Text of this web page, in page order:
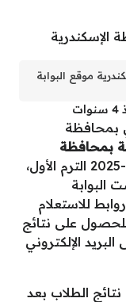
موقع البوابة
بمحافظة
بمحافظة
لنهاية العام الدراسي 2025-2025 الترم الأول،
البوابة
للاستعلام
على نتائج
الإلكتروني
نتائج الطلاب بعد